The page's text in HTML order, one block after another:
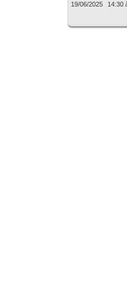
19/06/2025 14:30